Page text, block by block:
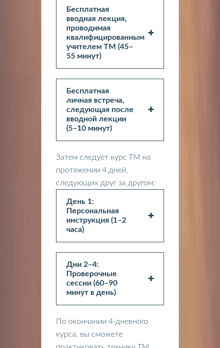
Бесплатная
вводная лекция,
проводимая
квалифицированным
учителем ТМ (45–
55 минут)
Бесплатная
личная встреча,
следующая после
вводной лекции
(5–10 минут)
Затем следует курс ТМ на
протяжении 4 дней,
следующих друг за другом:
День 1:
Персональная
инструкция (1–2
часа)
Дни 2–4:
Проверочные
сессии (60–90
минут в день)
По окончании 4-дневного
курса, вы сможете